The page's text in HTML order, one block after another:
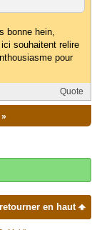
bonne hein,
souhaitent relire
pour
Quote
retourner en haut